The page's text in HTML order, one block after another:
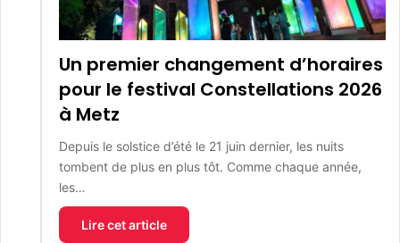
Un premier changement d’horaires
pour le festival Constellations 2026
à Metz
Depuis le solstice d’été le 21 juin dernier, les nuits
tombent de plus en plus tôt. Comme chaque année,
les…
Lire cet article